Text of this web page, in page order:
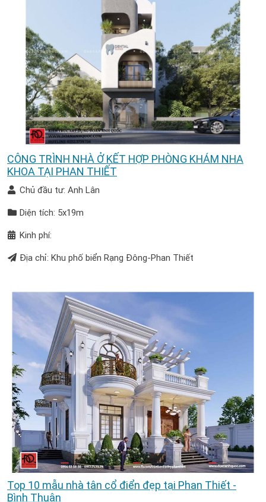
CÔNG TRÌNH NHÀ Ở KẾT HỢP PHÒNG KHÁM NHA
KHOA TẠI PHAN THIẾT
Chủ đầu tư: Anh Lân
Diện tích: 5x19m
Kinh phí:
Địa chỉ: Khu phố biển Rạng Đông-Phan Thiết
Top 10 mẫu nhà tân cổ điển đẹp tại Phan Thiết -
Bình Thuận